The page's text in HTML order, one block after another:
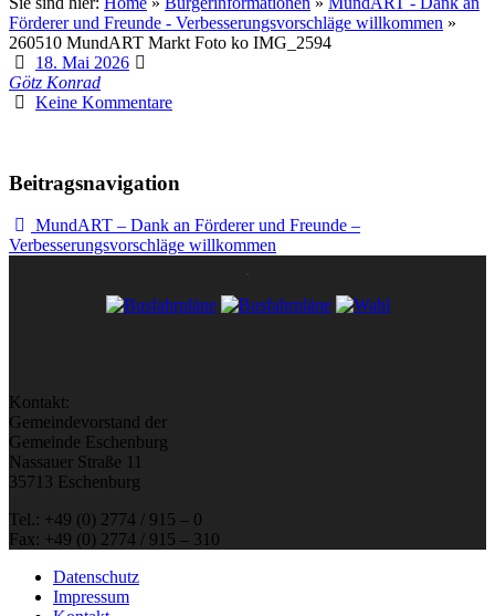
Förderer und Freunde - Verbesserungsvorschläge willkommen »
260510 MundART Markt Foto ko IMG_2594
18. Mai 2026
Götz Konrad
Keine Kommentare
Beitragsnavigation
MundART – Dank an Förderer und Freunde –
Verbesserungsvorschläge willkommen
Kontakt:
Gemeindevorstand der
Gemeinde Eschenburg
Nassauer Straße 11
35713 Eschenburg
Tel.: +49 (0) 2774 / 915 – 0
Fax: +49 (0) 2774 / 915 – 310
Datenschutz
Impressum